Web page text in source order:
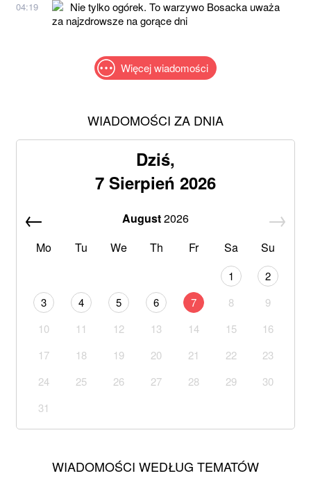
04:19
Nie tylko ogórek. To warzywo Bosacka uważa
za najzdrowsze na gorące dni
Więcej wiadomości
WIADOMOŚCI ZA DNIA
Dziś,
7 Sierpień 2026
August2026
Mo
Tu We Th Fr Sa Su
1
2
3
4 5 6 7 8
9
10
11 12 13 14 15
16
17
18 19 20 21 22
23
24
25 26 27 28 29
30
31
WIADOMOŚCI WEDŁUG TEMATÓW